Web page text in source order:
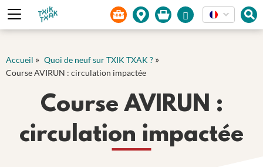
Panneau de gestion des cookies
Accueil » Quoi de neuf sur TXIK TXAK ? »
Course AVIRUN : circulation impactée
Course AVIRUN :
circulation impactée